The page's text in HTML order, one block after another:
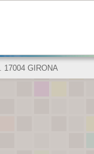
17004 GIRONA